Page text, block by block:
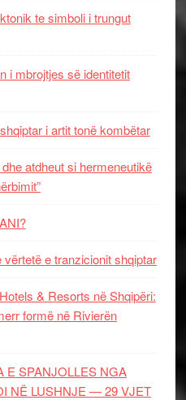
te simboli i trungut
i mbrojtjes së identitetit
i artit tonë kombëtar
atdheut si hermeneutikë
e tranzicionit shqiptar
& Resorts në Shqipëri:
formë në Rivierën
E SPANJOLLES NGA
NË LUSHNJE — 29 VJET